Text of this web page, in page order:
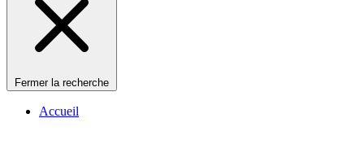
Fermer la recherche
Accueil